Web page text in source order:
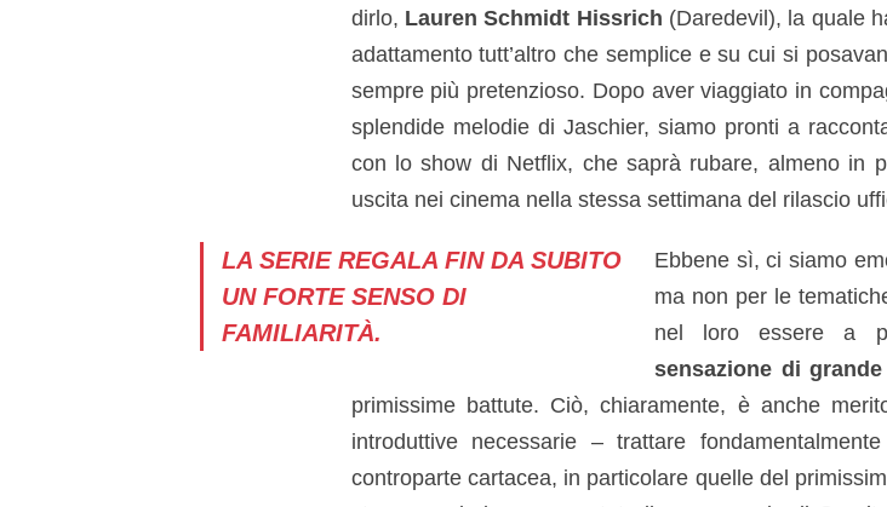
dirlo, Lauren Schmidt Hissrich (Daredevil), la quale
adattamento tutt’altro che semplice e su cui si
sempre più pretenzioso. Dopo aver viaggiato in
splendide melodie di Jaschier, siamo pronti a
con lo show di Netflix, che saprà rubare, almeno in
uscita nei cinema nella stessa settimana del rilascio
LA SERIE REGALA FIN DA SUBITO
UN FORTE SENSO DI
FAMILIARITÀ.
Ebbene sì, ci siamo
ma non per le
nel loro essere a
sensazione di
primissime battute. Ciò, chiaramente, è anche
introduttive necessarie – trattare
controparte cartacea, in particolare quelle del